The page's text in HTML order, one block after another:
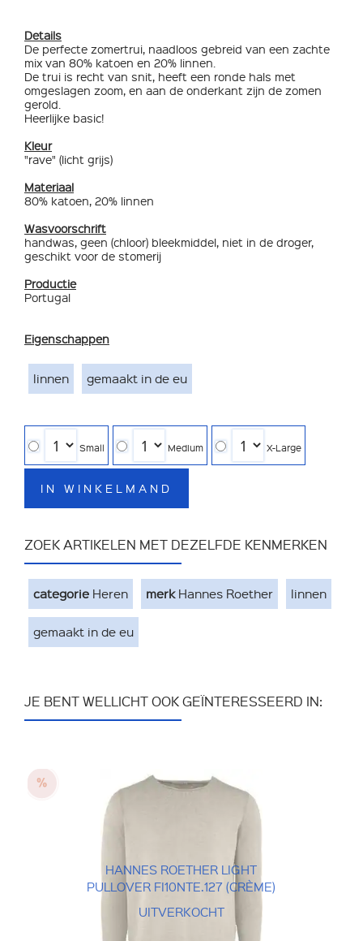
Details
De perfecte zomertrui, naadloos gebreid van een zachte
mix van 80% katoen en 20% linnen.
De trui is recht van snit, heeft een ronde hals met
omgeslagen zoom, en aan de onderkant zijn de zomen
gerold.
Heerlijke basic!
Kleur
"rave" (licht grijs)
Materiaal
80% katoen, 20% linnen
Wasvoorschrift
handwas, geen (chloor) bleekmiddel, niet in de droger,
geschikt voor de stomerij
Productie
Portugal
Eigenschappen
linnen gemaakt in de eu
Small Medium X-Large
IN WINKELMAND
ZOEK ARTIKELEN MET DEZELFDE KENMERKEN
categorie Heren merkHannes Roether linnen
gemaakt in de eu
JE BENT WELLICHT OOK GEÏNTERESSEERD IN:
HANNES ROETHER LIGHT
PULLOVER FI10NTE.127 (CRÈME)
UITVERKOCHT